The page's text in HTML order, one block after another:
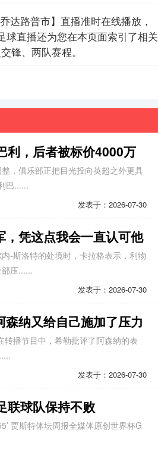
达路普市】直播准时在线播放，
球直播还为您在本页面索引了相关
锋、两队赛程。
利，后者被标价4000万
，俱乐部正把目光投向英超之外更具
巴......
发表于：2026-07-30
凭这点我会一直认可他
-斯洛特的处境时，卡拉格表示，利物
压......
发表于：2026-07-30
纳又给自己施加了压力
播节目中，希勒批评了阿森纳的表
发表于：2026-07-30
联球队保持不败
贾斯特体坛周报全媒体原创世界杯G